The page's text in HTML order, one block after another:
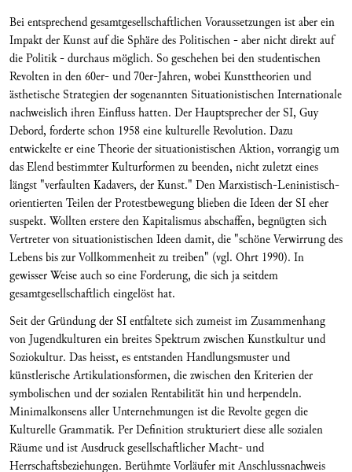
Bei entsprechend gesamtgesellschaftlichen Voraussetzungen ist aber ein
Impakt der Kunst auf die Sphäre des Politischen - aber nicht direkt auf
die Politik - durchaus möglich. So geschehen bei den studentischen
Revolten in den 60er- und 70er-Jahren, wobei Kunsttheorien und
ästhetische Strategien der sogenannten Situationistischen Internationale
nachweislich ihren Einfluss hatten. Der Hauptsprecher der SI, Guy
Debord, forderte schon 1958 eine kulturelle Revolution. Dazu
entwickelte er eine Theorie der situationistischen Aktion, vorrangig um
das Elend bestimmter Kulturformen zu beenden, nicht zuletzt eines
längst "verfaulten Kadavers, der Kunst." Den Marxistisch-Leninistisch-
orientierten Teilen der Protestbewegung blieben die Ideen der SI eher
suspekt. Wollten erstere den Kapitalismus abschaffen, begnügten sich
Vertreter von situationistischen Ideen damit, die "schöne Verwirrung des
Lebens bis zur Vollkommenheit zu treiben" (vgl. Ohrt 1990). In
gewisser Weise auch so eine Forderung, die sich ja seitdem
gesamtgesellschaftlich eingelöst hat.
Seit der Gründung der SI entfaltete sich zumeist im Zusammenhang
von Jugendkulturen ein breites Spektrum zwischen Kunstkultur und
Soziokultur. Das heisst, es entstanden Handlungsmuster und
künstlerische Artikulationsformen, die zwischen den Kriterien der
symbolischen und der sozialen Rentabilität hin und herpendeln.
Minimalkonsens aller Unternehmungen ist die Revolte gegen die
Kulturelle Grammatik. Per Definition strukturiert diese alle sozialen
Räume und ist Ausdruck gesellschaftlicher Macht- und
Herrschaftsbeziehungen. Berühmte Vorläufer mit Anschlussnachweis